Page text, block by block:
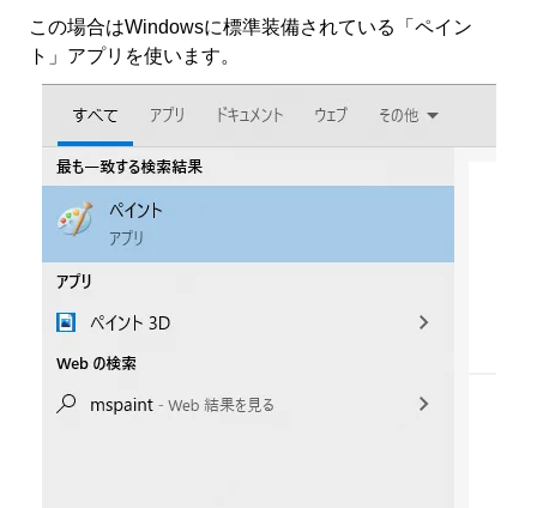
この場合はWindowsに標準装備されている「ペイン
ト」アプリを使います。